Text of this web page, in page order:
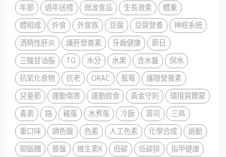
年節
過年送禮 微波食品 生長激素
體重
體組成
外食 外食族 豆腐 豆腐營養
神經系統
酒精性肝炎
護肝營養素 牙齒健康
節日
三酸甘油脂
TG 水分 水果 含水量
保水
抗氧化食物
抗老 ORAC 藍莓
護眼營養素
兒童節
運動傷害 運動飲食 黃金守則
環境賀爾蒙
毒素
鉻 雞蛋 水煮蛋 冷飯 壽司
三高
重口味
調色盤 色素 人工色素 化學合成
過動
御飯糰
餐盤 維生素K 低碳 低碳排
指甲健康